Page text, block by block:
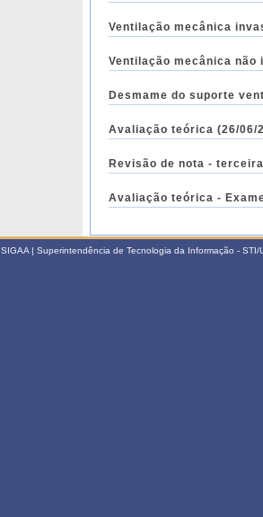
Ventilação mecânica
Ventilação mecânica não
Desmame do suporte
Avaliação teórica (26/06/
Revisão de nota -
Avaliação teórica -
SIGAA | Superintendência de Tecnologia da Informação -